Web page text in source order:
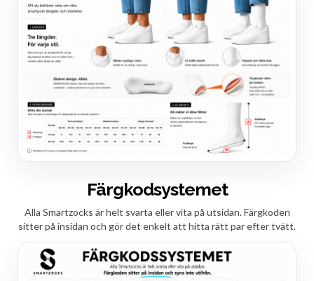
Färgkodsystemet
Alla Smartzocks är helt svarta eller vita på utsidan. Färgkoden
sitter på insidan och gör det enkelt att hitta rätt par efter tvätt.